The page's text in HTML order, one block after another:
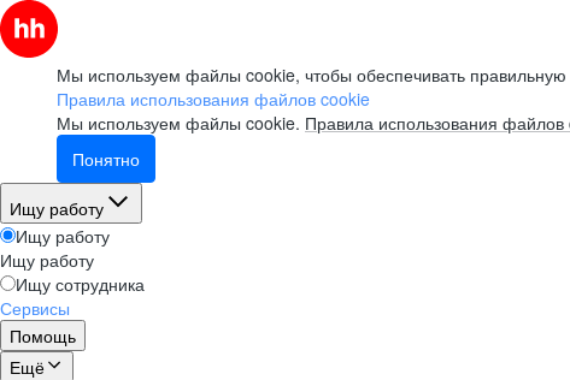
Мы используем файлы cookie, чтобы обеспечивать
Правила использования файлов cookie
Мы используем файлы cookie. Правила использования файлов
Понятно
Ищу работу
Ищу работу
Ищу работу
Ищу сотрудника
Сервисы
Помощь
Ещё